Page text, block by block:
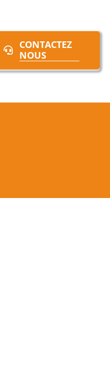
CONTACTEZ
NOUS